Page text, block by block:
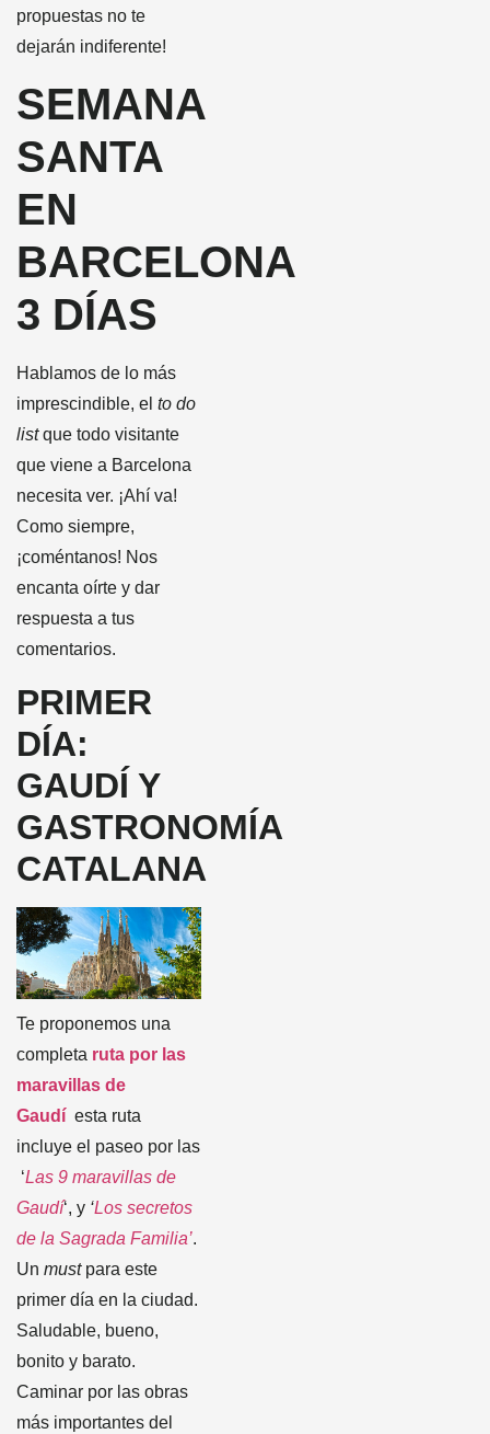
propuestas no te
dejarán indiferente!
SEMANA
SANTA
EN
BARCELONA
3 DÍAS
Hablamos de lo más
imprescindible, el to do
listque todo visitante
que viene a Barcelona
necesita ver. ¡Ahí va!
Como siempre,
¡coméntanos! Nos
encanta oírte y dar
respuesta a tus
comentarios.
PRIMER
DÍA:
GAUDÍ Y
GASTRONOMÍA
CATALANA
Te proponemos una
completa ruta por las
maravillas de
Gaudí esta ruta
incluye el paseo por las
‘Las 9 maravillas de
Gaudí‘, y ‘Los secretos
de la Sagrada Familia’.
Un mustpara este
primer día en la ciudad.
Saludable, bueno,
bonito y barato.
Caminar por las obras
más importantes del